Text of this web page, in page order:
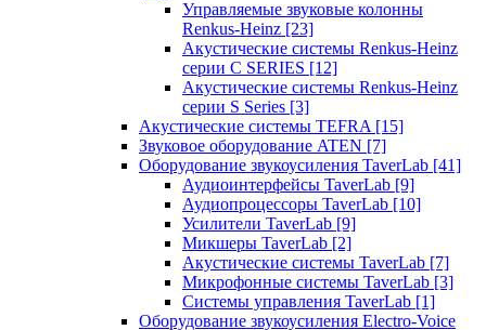
Управляемые звуковые колонны
Renkus-Heinz [23]
Акустические системы Renkus-Heinz
серии C SERIES [12]
Акустические системы Renkus-Heinz
серии S Series [3]
Акустические системы TEFRA [15]
Звуковое оборудование ATEN [7]
Оборудование звукоусиления TaverLab [41]
Аудиоинтерфейсы TaverLab [9]
Аудиопроцессоры TaverLab [10]
Усилители TaverLab [9]
Микшеры TaverLab [2]
Акустические системы TaverLab [7]
Микрофонные системы TaverLab [3]
Системы управления TaverLab [1]
Оборудование звукоусиления Electro-Voice